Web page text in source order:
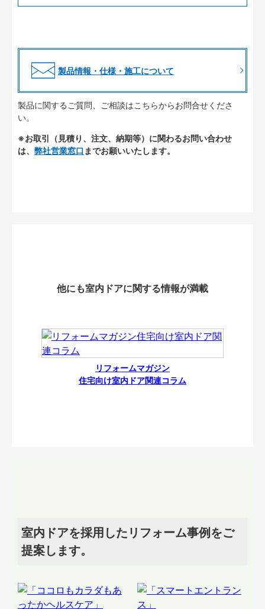
製品情報・仕様・施工について
製品に関するご質問、ご相談はこちらからお問合せくださ
い。
※お取引（見積り、注文、納期等）に関わるお問い合わせ
は、 弊社営業窓口 までお願いいたします。
他にも室内ドアに関する情報が満載
リフォームマガジン
住宅向け室内ドア関連コラム
室内ドアを採用したリフォーム事例をご
提案します。